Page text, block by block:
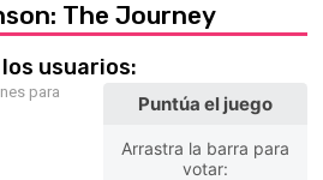
The Journey
usuarios:
para
Puntúa el juego
Arrastra la barra para
votar: